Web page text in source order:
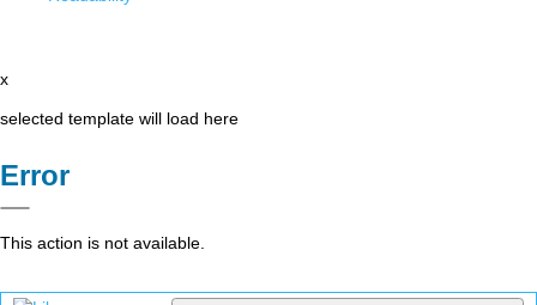
x
selected template will load here
Error
This action is not available.